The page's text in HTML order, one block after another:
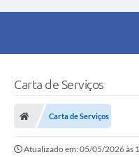
Carta de Serviços
Carta de Serviços
Atualizado em: 05/05/2026 às